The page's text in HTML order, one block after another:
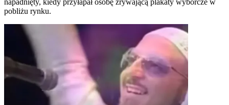
napadnięty, kiedy przyłapał osobę zrywającą plakaty wyborcze w
pobliżu rynku.